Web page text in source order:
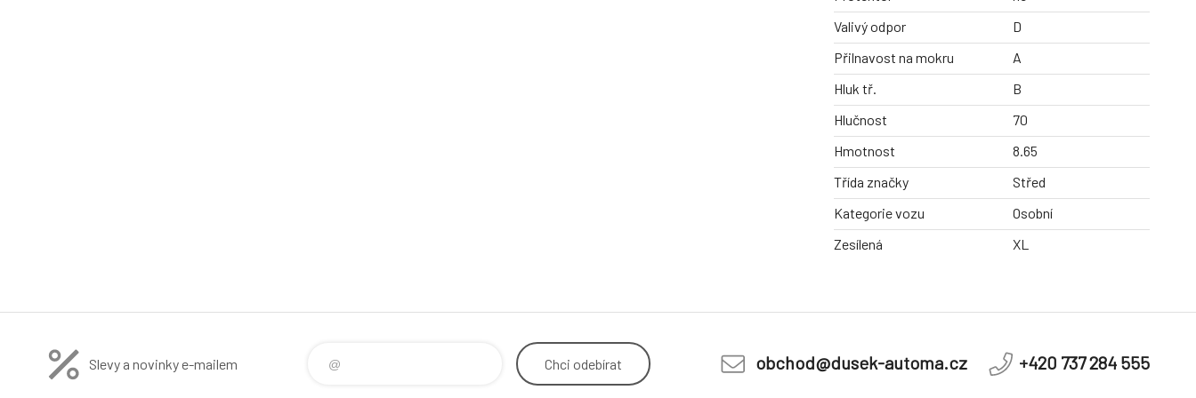
Valivý odpor
D
Přilnavost na mokru
A
Hluk tř.
B
Hlučnost
70
Hmotnost
8.65
Třída značky
Střed
Kategorie vozu
Osobní
Zesílená
XL
Slevy a novinky e-mailem Chci odebírat obchod@dusek-automa.cz +420 737 284 555